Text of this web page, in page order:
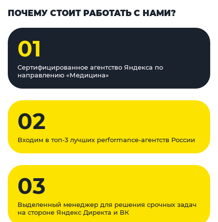
ПОЧЕМУ СТОИТ РАБОТАТЬ С НАМИ?
01
Сертифицированное агентство Яндекса по
направлению «Медицина»
02
Входим в топ-3 лучших performance-агентств России
03
Выделенный менеджер для решения срочных задач
на стороне Яндекс Директа и ВК